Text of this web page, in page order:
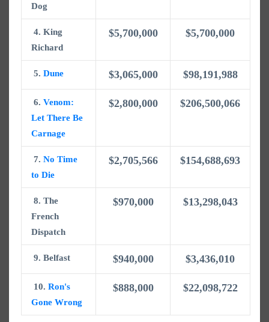
Dog
4. King
Richard
$5,700,000 $5,700,000
5. Dune $3,065,000 $98,191,988
6. Venom:
Let There Be
Carnage
$2,800,000 $206,500,066
7. No Time
to Die
$2,705,566 $154,688,693
8. The
French
Dispatch
$970,000 $13,298,043
9. Belfast $940,000 $3,436,010
10. Ron's
Gone Wrong
$888,000 $22,098,722